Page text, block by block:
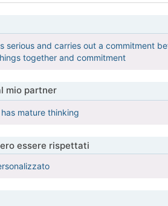
serious and carries out a commitment
together and commitment
mio partner
mature thinking
essere rispettati